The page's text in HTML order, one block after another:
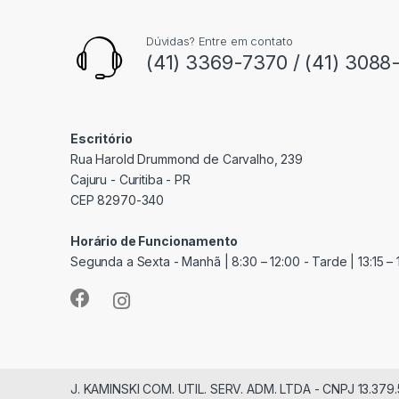
Dúvidas? Entre em contato
(41) 3369-7370 / (41)
Escritório
Rua Harold Drummond de Carvalho, 239
Cajuru - Curitiba - PR
CEP 82970-340
Horário de Funcionamento
Segunda a Sexta - Manhã | 8:30 – 12:00 - Tarde | 13:15 –
J. KAMINSKI COM. UTIL. SERV. ADM. LTDA - CNPJ